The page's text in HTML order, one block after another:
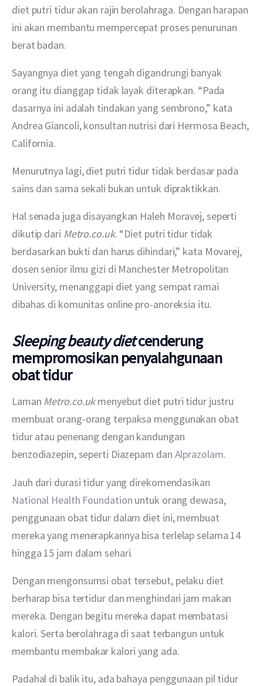
diet putri tidur akan rajin berolahraga. Dengan harapan
ini akan membantu mempercepat proses penurunan
berat badan.
Sayangnya diet yang tengah digandrungi banyak
orang itu dianggap tidak layak diterapkan. “Pada
dasarnya ini adalah tindakan yang sembrono,” kata
Andrea Giancoli, konsultan nutrisi dari Hermosa Beach,
California.
Menurutnya lagi, diet putri tidur tidak berdasar pada
sains dan sama sekali bukan untuk dipraktikkan.
Hal senada juga disayangkan Haleh Moravej, seperti
dikutip dari Metro.co.uk. “Diet putri tidur tidak
berdasarkan bukti dan harus dihindari,” kata Movarej,
dosen senior ilmu gizi di Manchester Metropolitan
University, menanggapi diet yang sempat ramai
dibahas di komunitas online pro-anoreksia itu.
Sleeping beauty dietcenderung
mempromosikan penyalahgunaan
obat tidur
Laman Metro.co.uk menyebut diet putri tidur justru
membuat orang-orang terpaksa menggunakan obat
tidur atau penenang dengan kandungan
benzodiazepin, seperti Diazepam dan Alprazolam.
Jauh dari durasi tidur yang direkomendasikan
National Health Foundation untuk orang dewasa,
penggunaan obat tidur dalam diet ini, membuat
mereka yang menerapkannya bisa terlelap selama 14
hingga 15 jam dalam sehari.
Dengan mengonsumsi obat tersebut, pelaku diet
berharap bisa tertidur dan menghindari jam makan
mereka. Dengan begitu mereka dapat membatasi
kalori. Serta berolahraga di saat terbangun untuk
membantu membakar kalori yang ada.
Padahal di balik itu, ada bahaya penggunaan pil tidur